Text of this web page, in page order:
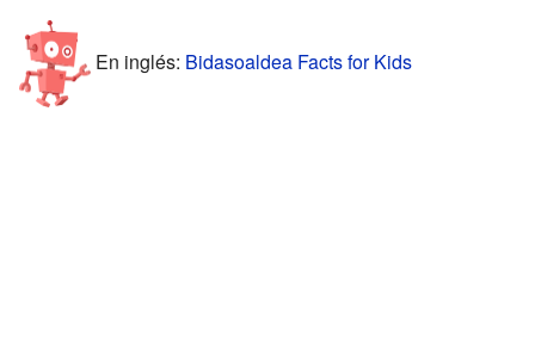
En inglés: Bidasoaldea Facts for Kids